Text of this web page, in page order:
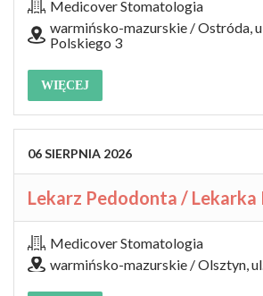
Medicover Stomatologia
warmińsko-mazurskie / Ostróda,
Polskiego 3
WIĘCEJ
06SIERPNIA 2026
Lekarz Pedodonta /
Medicover Stomatologia
warmińsko-mazurskie / Olsztyn,